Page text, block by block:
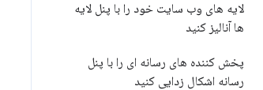
لایه های وب سایت خود را با پنل لایه
ها آنالیز کنید
پخش کننده های رسانه ای را با پنل
رسانه اشکال زدایی کنید